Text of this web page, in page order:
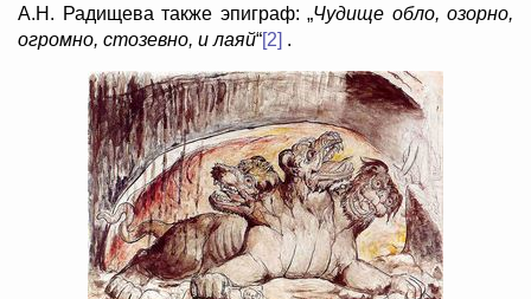
А.Н. Радищева также эпиграф: „Чудище обло, озорно,
огромно, стозевно, и лаяй“[2] .